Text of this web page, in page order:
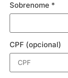
Sobrenome *
CPF (opcional)